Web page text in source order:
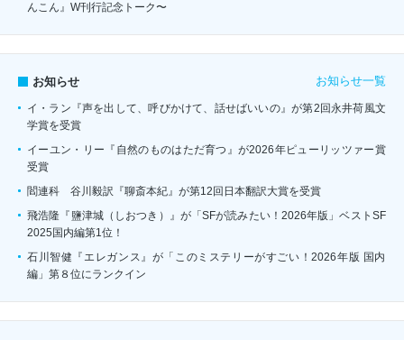
んこん』W刊行記念トーク〜
お知らせ お知らせ一覧
イ・ラン『声を出して、呼びかけて、話せばいいの』が第2回永井荷風文
学賞を受賞
イーユン・リー『自然のものはただ育つ』が2026年ピューリッツァー賞
受賞
閻連科 谷川毅訳『聊斎本紀』が第12回日本翻訳大賞を受賞
飛浩隆『鹽津城（しおつき）』が「SFが読みたい！2026年版」ベストSF
2025国内編第1位！
石川智健『エレガンス』が「このミステリーがすごい！2026年版 国内
編」第８位にランクイン